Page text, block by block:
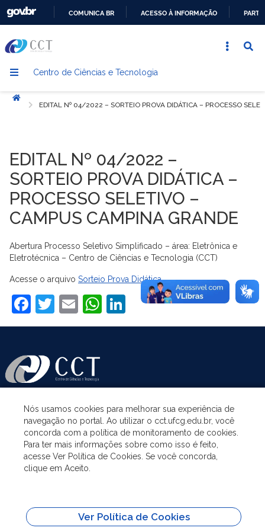
CONTEÚDO
COMUNICA BR ACESSO À INFORMAÇÃO
Centro de Ciências e Tecnologia
Início
EDITAL Nº 04/2022 – SORTEIO PROVA DIDÁTICA – PROCESSO
EDITAL Nº 04/2022 –
SORTEIO PROVA DIDÁTICA –
PROCESSO SELETIVO –
CAMPUS CAMPINA GRANDE
Abertura Processo Seletivo Simplificado – área: Eletrônica e
Eletrotécnica – Centro de Ciências e Tecnologia (CCT)
Acesse o arquivo Sorteio Prova Didática.
Facebook
Twitter
EmailWhatsApp
LinkedIn
ASSUNTOS
ACESSO À INFORMAÇÃO
SITES IMPORTANTES
Nós usamos cookies para melhorar sua experiência de
navegação no portal. Ao utilizar o cct.ufcg.edu.br, você
concorda com a política de monitoramento de cookies.
Para ter mais informações sobre como isso é feito,
acesse Ver Política de Cookies. Se você concorda,
clique em Aceito.
Ver Política de Cookies